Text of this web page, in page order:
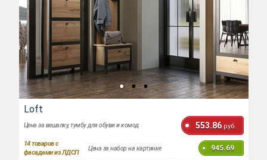
Loft
Цена за вешалку, тумбу для обуви и комод 553.86 руб.
14товаров с
фасадами из ЛДСП
Цена за набор на картинке 945.69